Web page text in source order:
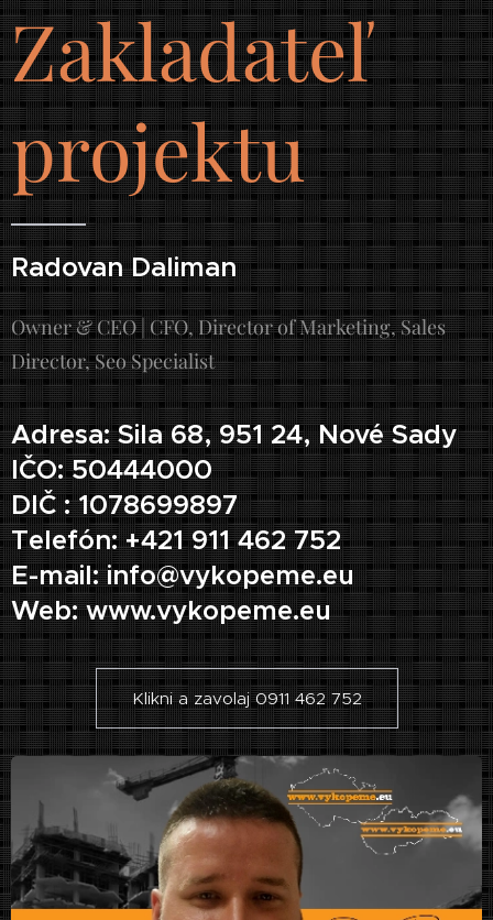
Zakladateľ
projektu
Radovan Daliman
Owner & CEO | CFO, Director of Marketing, Sales
Director, Seo Specialist
Adresa: Sila 68, 951 24, Nové Sady
IČO: 50444000
DIČ : 1078699897
Telefón: +421 911 462 752
E-mail: info@vykopeme.eu
Web: www.vykopeme.eu
Klikni a zavolaj 0911 462 752